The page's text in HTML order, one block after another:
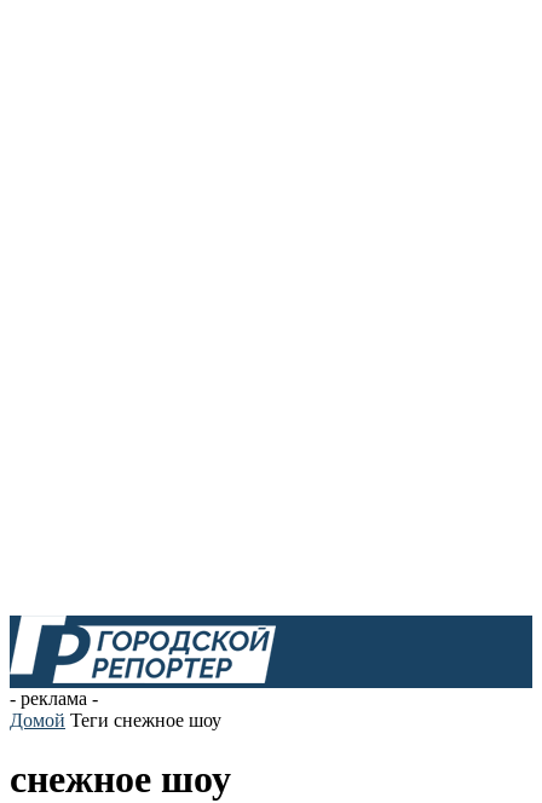
- реклама -
Домой Теги снежное шоу
снежное шоу